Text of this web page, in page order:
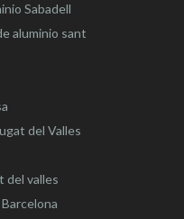
Sabadell
aluminio sant
del Valles
del valles